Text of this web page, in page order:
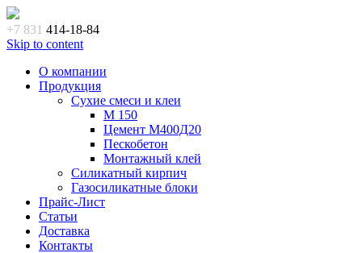
+7 831 414-18-84
Skip to content
О компании
Продукция
Сухие смеси и клеи
M 150
Цемент М400Д20
Пескобетон
Монтажный клей
Силикатный кирпич
Газосиликатные блоки
Прайс-Лист
Статьи
Доставка
Контакты